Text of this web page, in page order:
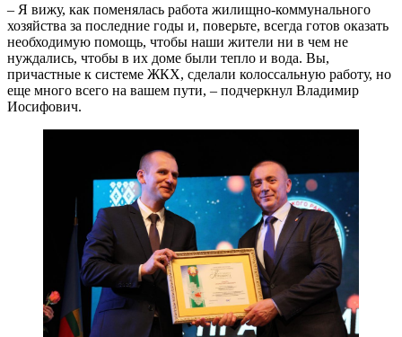
– Я вижу, как поменялась работа жилищно-коммунального
хозяйства за последние годы и, поверьте, всегда готов оказать
необходимую помощь, чтобы наши жители ни в чем не
нуждались, чтобы в их доме были тепло и вода. Вы,
причастные к системе ЖКХ, сделали колоссальную работу, но
еще много всего на вашем пути, – подчеркнул Владимир
Иосифович.